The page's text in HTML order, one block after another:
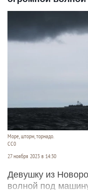
Море, шторм, торнадо.
СС0
27 ноября 2023 в 14:30
Девушку из
волной под